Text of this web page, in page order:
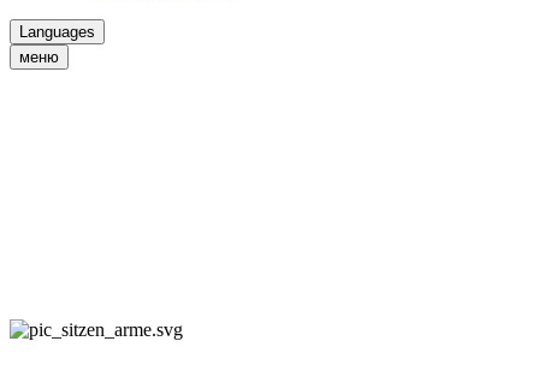
Languages
меню